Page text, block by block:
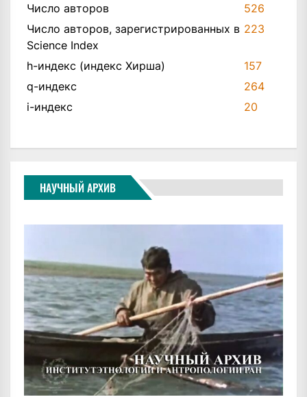
Число авторов
526
Число авторов, зарегистрированных в
Science Index
223
h-индекс (индекс Хирша)
157
q-индекс
264
i-индекс
20
НАУЧНЫЙ АРХИВ